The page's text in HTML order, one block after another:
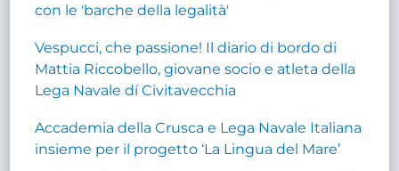
con le 'barche della legalità'
Vespucci, che passione! Il diario di bordo di
Mattia Riccobello, giovane socio e atleta della
Lega Navale dí Civitavecchia
Accademia della Crusca e Lega Navale Italiana
insieme per il progetto ‘La Lingua del Mare’